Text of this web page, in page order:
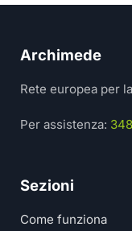
Archimede
Rete europea per
Per assistenza:
Sezioni
Come funziona